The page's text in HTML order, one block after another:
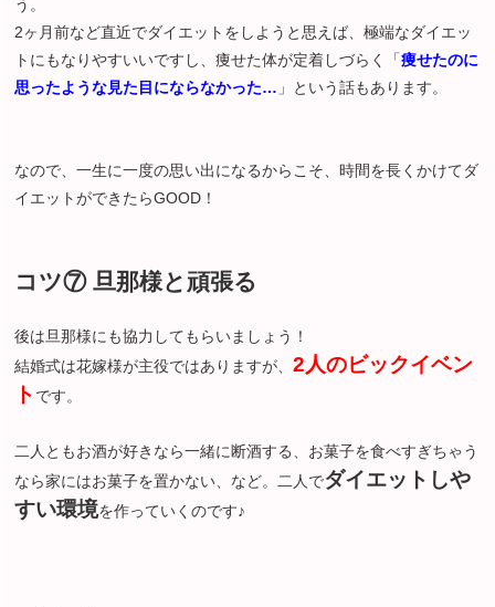
う。
2ヶ月前など直近でダイエットをしようと思えば、極端なダイエッ
トにもなりやすいいですし、痩せた体が定着しづらく「痩せたのに
思ったような見た目にならなかった… 」という話もあります。
なので、一生に一度の思い出になるからこそ、時間を長くかけてダ
イエットができたらGOOD！
コツ⑦ 旦那様と頑張る
後は旦那様にも協力してもらいましょう！
結婚式は花嫁様が主役ではありますが、2人のビックイベン
ト です。
二人ともお酒が好きなら一緒に断酒する、お菓子を食べすぎちゃう
なら家にはお菓子を置かない、など。二人でダイエットしや
すい環境を作っていくのです♪